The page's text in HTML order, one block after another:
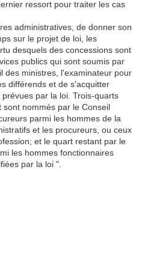
ressort pour traiter les cas
administratives, de donner son
sur le projet de loi, les
desquels des concessions sont
publics qui sont soumis par
des ministres, l'examinateur pour
différends et de s'acquitter
par la loi. Trois-quarts
nommés par le Conseil
parmi les hommes de la
et les procureurs, ou ceux
et le quart restant par le
les hommes fonctionnaires
par la loi ".